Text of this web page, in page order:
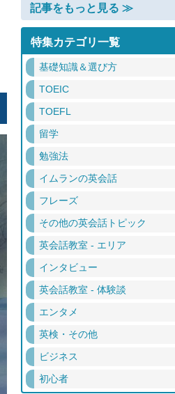
記事をもっと見る ≫
特集カテゴリ一覧
基礎知識＆選び方
TOEIC
TOEFL
留学
勉強法
イムランの英会話
フレーズ
その他の英会話トピック
英会話教室 - エリア
インタビュー
英会話教室 - 体験談
エンタメ
英検・その他
ビジネス
初心者